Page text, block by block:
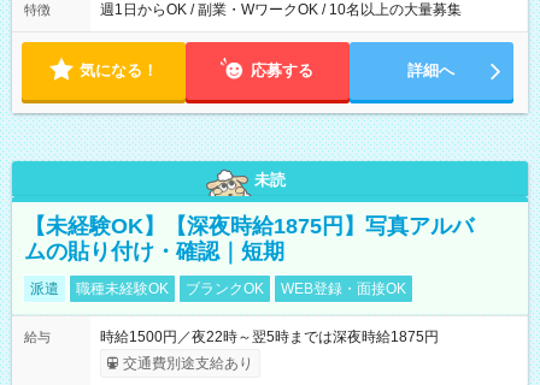
特徴 週1日からOK / 副業・WワークOK / 10名以上の大量募集
気になる！ 応募する 詳細へ
未読
【未経験OK】【深夜時給1875円】写真アルバ
ムの貼り付け・確認｜短期
派遣 職種未経験OK ブランクOK WEB登録・面接OK
給与
時給1500円／夜22時～翌5時までは深夜時給1875円
交通費別途支給あり